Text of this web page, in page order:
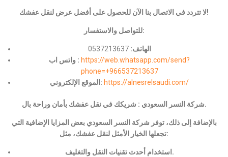
لا تتردد في الاتصال بنا الآن للحصول على أفضل عرض لنقل عفشك!
للتواصل والاستفسار:
الهاتف: 0537213637
واتس اب : https://web.whatsapp.com/send?
phone=+966537213637
الموقع الإلكتروني: https://alnesrelsaudi.com/
شركة النسر السعودي : شريكك في نقل عفشك بأمان وراحة بال.
بالإضافة إلى ذلك، توفر شركة النسر السعودي بعض المزايا الإضافية التي
تجعلها الخيار الأمثل لنقل عفشك، مثل:
استخدام أحدث تقنيات النقل والتغليف.